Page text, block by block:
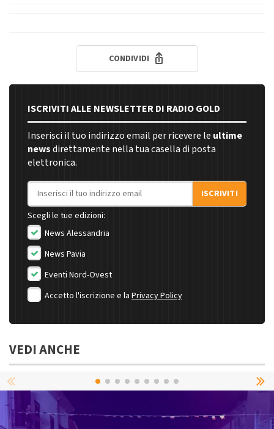
CONDIVIDI
ISCRIVITI ALLE NEWSLETTER DI RADIO GOLD
Inserisci il tuo indirizzo email per ricevere le ultime
newsdirettamente nella tua casella di posta
elettronica.
Indirizzo email
ISCRIVITI
Scegli le tue edizioni:
News Alessandria
News Pavia
Eventi Nord-Ovest
Accetto l'iscrizione e la Privacy Policy
VEDI ANCHE